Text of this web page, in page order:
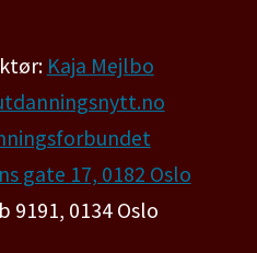
Kaja Mejlbo
gate 17, 0182 Oslo
9191, 0134 Oslo